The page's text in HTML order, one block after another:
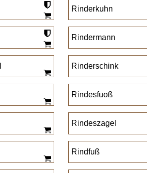
Rinderkuhn
Rindermann
Rinderschink
Rindesfuoß
Rindeszagel
Rindfuß